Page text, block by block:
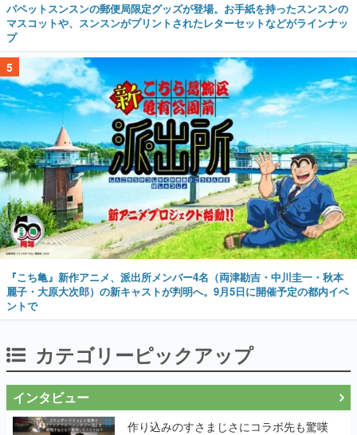
パペットスンスンの郵便局限定グッズが登場。お手紙を持ったスンスンの
マスコットや、スンスンがプリントされたレターセットなどがラインナッ
プ
5
『こち亀』新作アニメ、派出所メンバー4名（両津勘吉・中川圭一・秋本
麗子・大原大次郎）の新キャストが判明へ。9月5日に開催予定の都内イベ
ントで
カテゴリーピックアップ
インタビュー
作り込みのすさまじさにコラボ先も驚嘆